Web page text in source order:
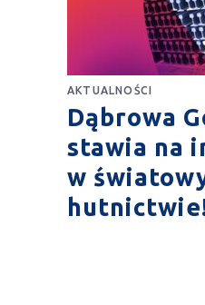
AKTUALNOŚCI
Dąbrowa
stawia na
w